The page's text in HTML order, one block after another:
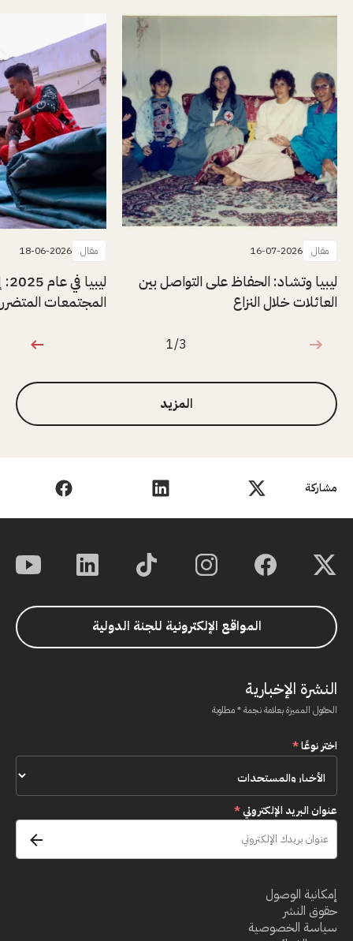
مشاركة
مقال 16-07-2026
ليبيا وتشاد: الحفاظ على التواصل بين
العائلات خلال النزاع
مقال 18-06-2026
المجتمعات
1 من 3
1/3
المزيد
المواقع الإلكترونية للجنة الدولية
النشرة الإخبارية
الحقول المميزة بعلامة نجمة * مطلوبة
اختر نوعًا*
عنوان البريد الإلكتروني*
إمكانية الوصول
حقوق النشر
سياسة الخصوصية